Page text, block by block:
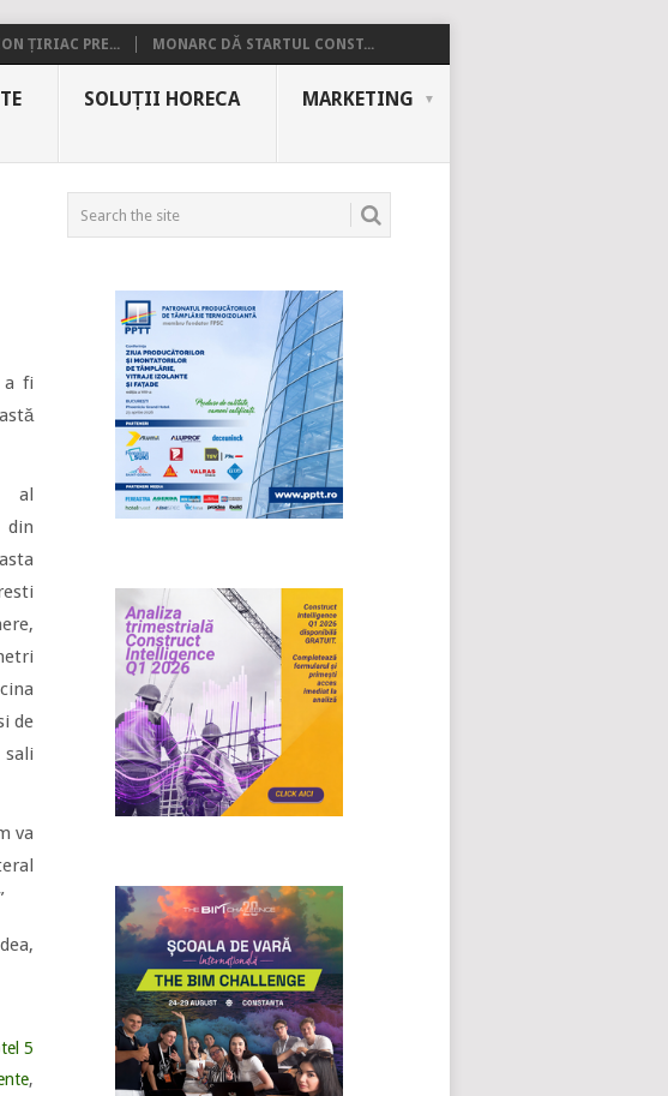
ȚIRIAC PRE... MONARC DĂ STARTUL CONST...
SOLUȚII HORECA MARKETING
a fi
al
din
de
sali
va
5
,